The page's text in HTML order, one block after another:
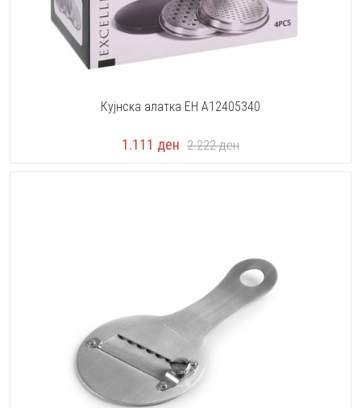
Кујнска алатка EH A12405340
1.111 ден 2.222ден